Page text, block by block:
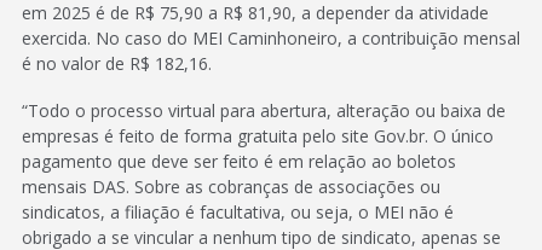
em 2025 é de R$ 75,90 a R$ 81,90, a depender da atividade
exercida. No caso do MEI Caminhoneiro, a contribuição mensal
é no valor de R$ 182,16.
“Todo o processo virtual para abertura, alteração ou baixa de
empresas é feito de forma gratuita pelo site Gov.br. O único
pagamento que deve ser feito é em relação ao boletos
mensais DAS. Sobre as cobranças de associações ou
sindicatos, a filiação é facultativa, ou seja, o MEI não é
obrigado a se vincular a nenhum tipo de sindicato, apenas se